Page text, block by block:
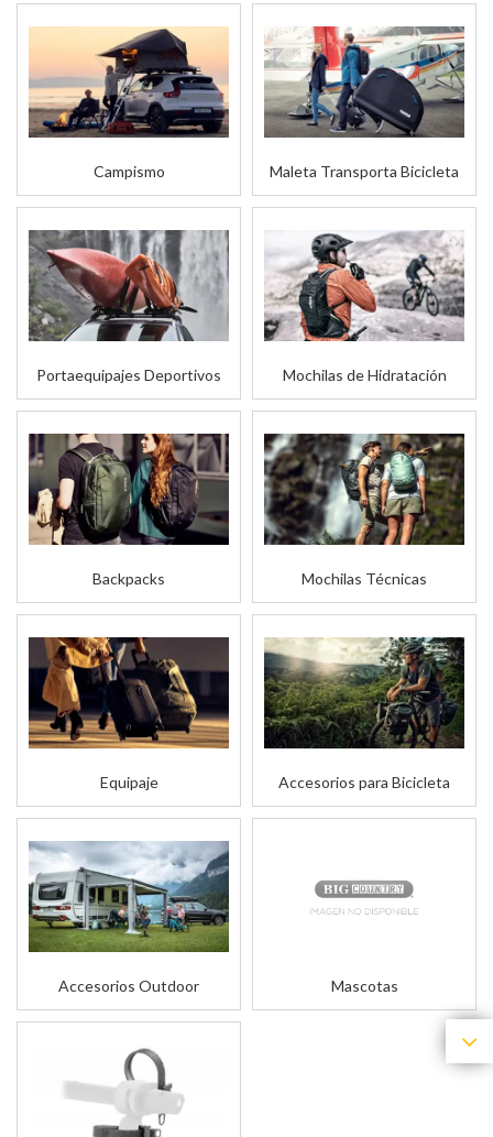
Campismo Maleta Transporta Bicicleta
Portaequipajes Deportivos Mochilas de Hidratación
Backpacks Mochilas Técnicas
Equipaje Accesorios para Bicicleta
Accesorios Outdoor Mascotas